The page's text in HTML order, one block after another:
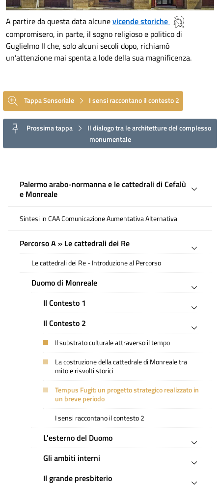
A partire da questa data alcunevicende storiche
compromisero, in parte, il sogno religioso e politico di
Guglielmo II che, solo alcuni secoli dopo, richiamò
un’attenzione mai spenta a lode della sua magnificenza.
Tappa Sensoriale I sensi raccontano il contesto 2
Prossima tappa
Il dialogo tra le architetture del complesso
monumentale
Palermo arabo-normanna e le cattedrali di Cefalù
e Monreale
Sintesi in CAA Comunicazione Aumentativa Alternativa
Percorso A » Le cattedrali dei Re
Le cattedrali dei Re - Introduzione al Percorso
Duomo di Monreale
Il Contesto 1
Il Contesto 2
Il substrato culturale attraverso il tempo
La costruzione della cattedrale di Monreale tra
mito e risvolti storici
Tempus Fugit: un progetto strategico realizzato in
un breve periodo
I sensi raccontano il contesto 2
L'esterno del Duomo
Gli ambiti interni
Il grande presbiterio